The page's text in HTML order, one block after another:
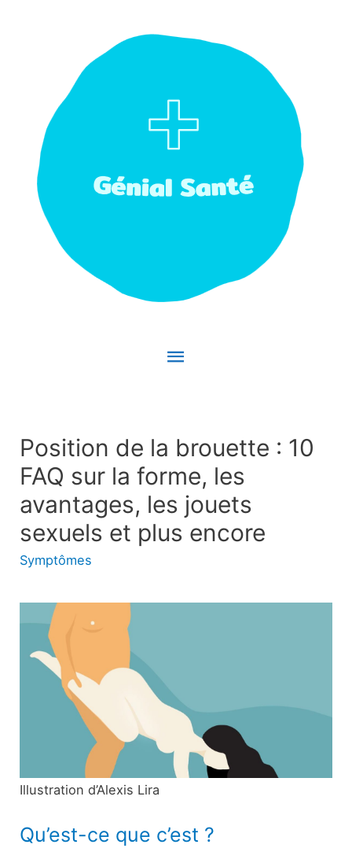
Menu
Position de la brouette : 10
FAQ sur la forme, les
avantages, les jouets
sexuels et plus encore
Symptômes
Illustration d’Alexis Lira
Qu’est-ce que c’est ?